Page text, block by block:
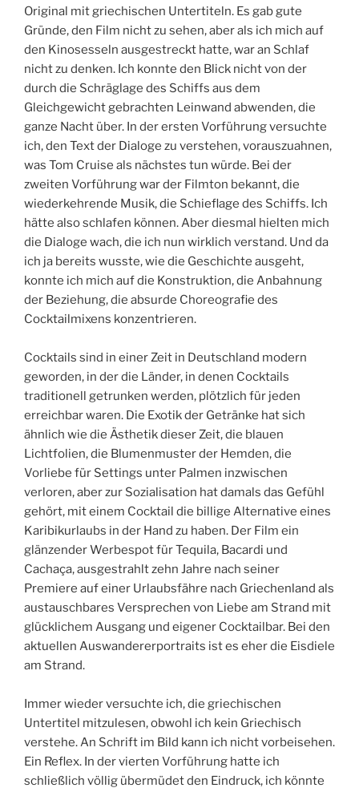
Original mit griechischen Untertiteln. Es gab gute
Gründe, den Film nicht zu sehen, aber als ich mich auf
den Kinosesseln ausgestreckt hatte, war an Schlaf
nicht zu denken. Ich konnte den Blick nicht von der
durch die Schräglage des Schiffs aus dem
Gleichgewicht gebrachten Leinwand abwenden, die
ganze Nacht über. In der ersten Vorführung versuchte
ich, den Text der Dialoge zu verstehen, vorauszuahnen,
was Tom Cruise als nächstes tun würde. Bei der
zweiten Vorführung war der Filmton bekannt, die
wiederkehrende Musik, die Schieflage des Schiffs. Ich
hätte also schlafen können. Aber diesmal hielten mich
die Dialoge wach, die ich nun wirklich verstand. Und da
ich ja bereits wusste, wie die Geschichte ausgeht,
konnte ich mich auf die Konstruktion, die Anbahnung
der Beziehung, die absurde Choreografie des
Cocktailmixens konzentrieren.
Cocktails sind in einer Zeit in Deutschland modern
geworden, in der die Länder, in denen Cocktails
traditionell getrunken werden, plötzlich für jeden
erreichbar waren. Die Exotik der Getränke hat sich
ähnlich wie die Ästhetik dieser Zeit, die blauen
Lichtfolien, die Blumenmuster der Hemden, die
Vorliebe für Settings unter Palmen inzwischen
verloren, aber zur Sozialisation hat damals das Gefühl
gehört, mit einem Cocktail die billige Alternative eines
Karibikurlaubs in der Hand zu haben. Der Film ein
glänzender Werbespot für Tequila, Bacardi und
Cachaça, ausgestrahlt zehn Jahre nach seiner
Premiere auf einer Urlaubsfähre nach Griechenland als
austauschbares Versprechen von Liebe am Strand mit
glücklichem Ausgang und eigener Cocktailbar. Bei den
aktuellen Auswandererportraits ist es eher die Eisdiele
am Strand.
Immer wieder versuchte ich, die griechischen
Untertitel mitzulesen, obwohl ich kein Griechisch
verstehe. An Schrift im Bild kann ich nicht vorbeisehen.
Ein Reflex. In der vierten Vorführung hatte ich
schließlich völlig übermüdet den Eindruck, ich könnte